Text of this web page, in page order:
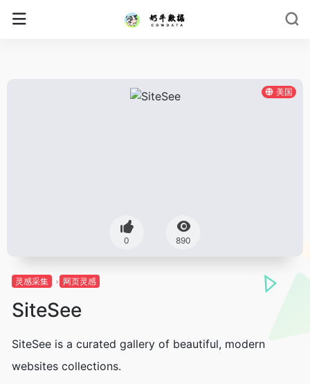
美国
0 890
灵感采集 网页灵感
SiteSee
SiteSee is a curated gallery of beautiful, modern
websites collections.